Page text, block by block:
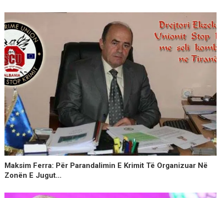
Maksim Ferra: Për Parandalimin E Krimit Të Organizuar Në
Zonën E Jugut…